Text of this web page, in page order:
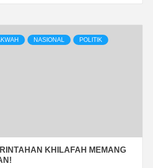
NASIONAL POLITIK
KHILAFAH MEMANG